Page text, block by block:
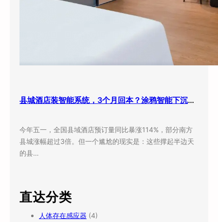
县城酒店装智能系统，3个月回本？涂鸦智能下沉市场打法曝光
今年五一，全国县域酒店预订量同比暴涨114%，部分南方
县城涨幅超过3倍。但一个尴尬的现实是：这些撑起半边天
的县…
直达分类
人体存在感应器 (4)